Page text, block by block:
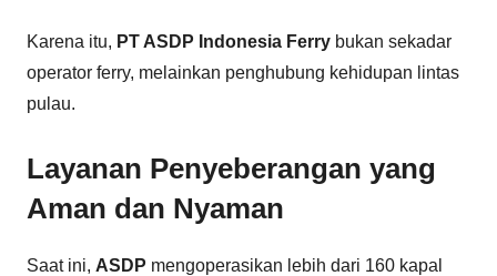
Karena itu, PT ASDP Indonesia Ferry bukan sekadar
operator ferry, melainkan penghubung kehidupan lintas
pulau.
Layanan Penyeberangan yang
Aman dan Nyaman
Saat ini, ASDP mengoperasikan lebih dari 160 kapal